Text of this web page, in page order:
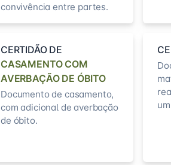
convivência entre partes.
CERTIDÃO DE
CASAMENTO COM
AVERBAÇÃO DE ÓBITO
Documento de casamento,
com adicional de averbação
de óbito.